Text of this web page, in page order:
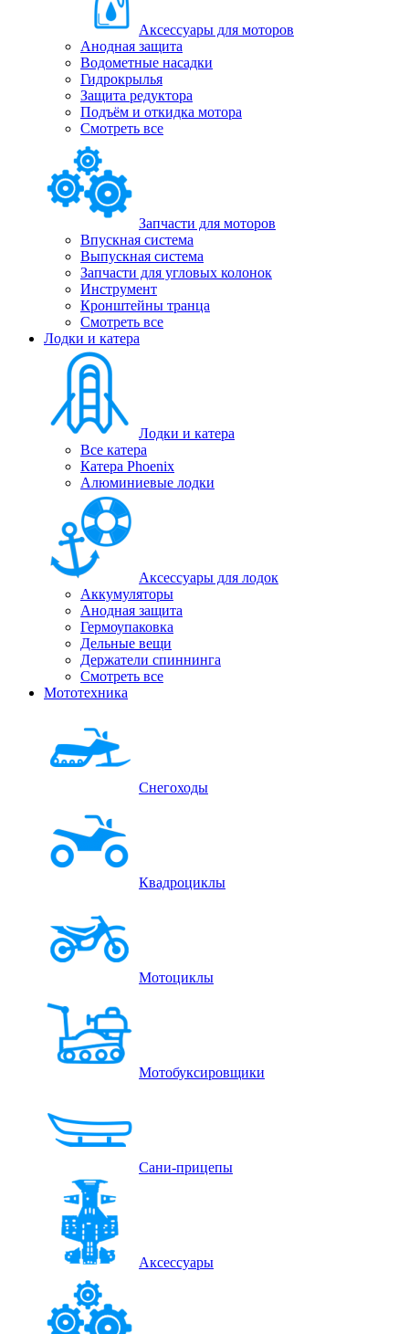
Аксессуары для моторов
Анодная защита
Водометные насадки
Гидрокрылья
Защита редуктора
Подъём и откидка мотора
Смотреть все
Запчасти для моторов
Впускная система
Выпускная система
Запчасти для угловых колонок
Инструмент
Кронштейны транца
Смотреть все
Лодки и катера
Лодки и катера
Все катера
Катера Phoenix
Алюминиевые лодки
Аксессуары для лодок
Аккумуляторы
Анодная защита
Гермоупаковка
Дельные вещи
Держатели спиннинга
Смотреть все
Мототехника
Снегоходы
Квадроциклы
Мотоциклы
Мотобуксировщики
Сани-прицепы
Аксессуары